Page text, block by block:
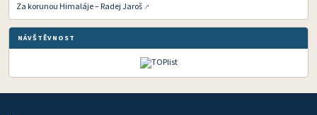
Za korunou Himaláje – Radej Jaroš
NÁVŠTĚVNOST